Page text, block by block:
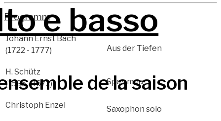
e basso
de la saison
Programm
Johann Ernst Bach
(1722 - 1777)
Aus der Tiefen
H. Schütz
(1585 - 1672)
Spes mea
Christoph Enzel
Saxophon solo